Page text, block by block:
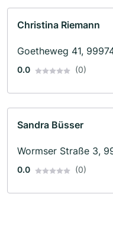
Christina Riemann
Goetheweg 41,
0.0 (0)
Sandra Büsser
Wormser Straße 3,
0.0 (0)